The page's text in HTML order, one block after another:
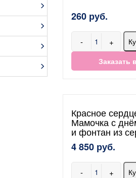
260 руб.
- +
Заказать
Красное
Мамочка с
и фонтан из
4 850 руб.
- +